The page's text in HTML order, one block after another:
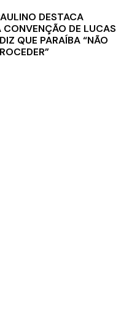
DESTACA
CONVENÇÃO DE LUCAS
QUE PARAÍBA “NÃO